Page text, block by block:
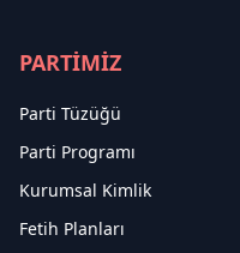
PARTİMİZ
Parti Tüzüğü
Parti Programı
Kurumsal Kimlik
Fetih Planları